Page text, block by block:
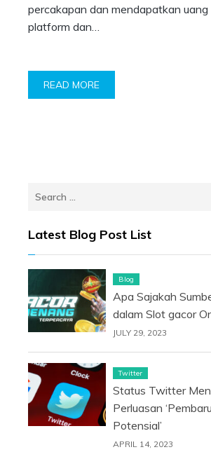
percakapan dan mendapatkan uang
platform dan…
READ MORE
Search
Latest Blog Post List
Blog
Apa Sajakah
dalam Slot gacor
JULY 29, 2023
Twitter
Status Twitter
Perluasan
Potensial’
APRIL 14, 2023